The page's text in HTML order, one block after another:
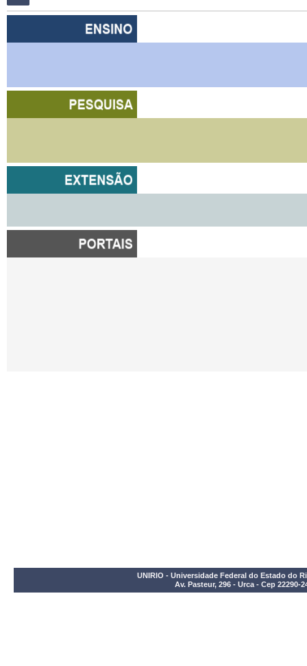
UNIRIO - Universidade Federal do Estado do
Av. Pasteur, 296 - Urca - Cep 22290-